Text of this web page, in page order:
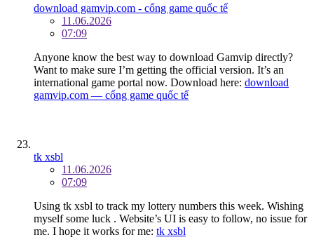
download gamvip.com - cổng game quốc tế
11.06.2026
07:09
Anyone know the best way to download Gamvip directly?
Want to make sure I’m getting the official version. It’s an
international game portal now. Download here: download
gamvip.com — cổng game quốc tế
tk xsbl
11.06.2026
07:09
Using tk xsbl to track my lottery numbers this week. Wishing
myself some luck . Website’s UI is easy to follow, no issue for
me. I hope it works for me: tk xsbl